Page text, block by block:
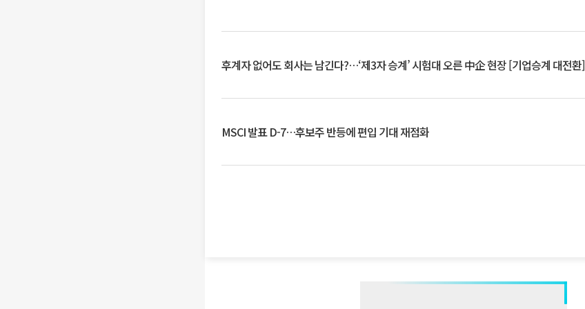
후계자 없어도 회사는 남긴다?…‘제3자 승계’ 시험대 오른 中企 현장 [기업승계 대전환]
MSCI 발표 D-7…후보주 반등에 편입 기대 재점화